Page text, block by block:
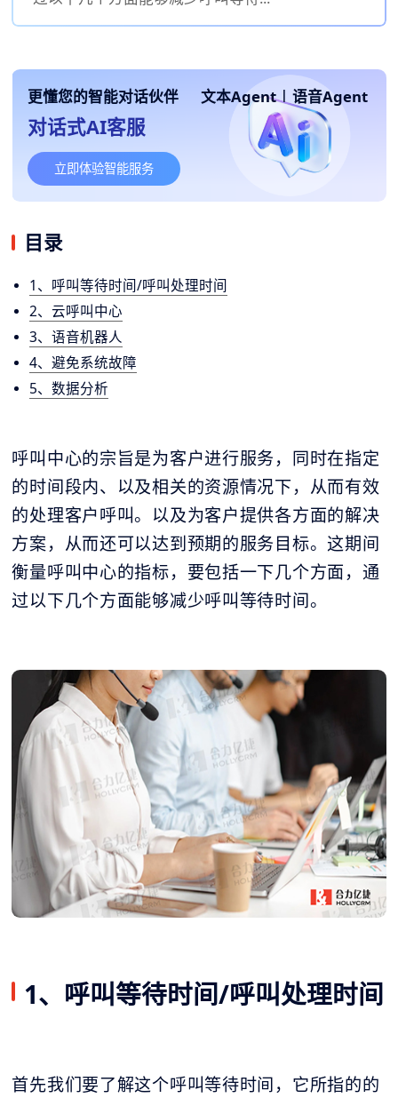
更懂您的智能对话伙伴 文本Agent | 语音Agent
对话式AI客服
立即体验智能服务
目录
1、呼叫等待时间/呼叫处理时间
2、云呼叫中心
3、语音机器人
4、避免系统故障
5、数据分析
呼叫中心的宗旨是为客户进行服务，同时在指定
的时间段内、以及相关的资源情况下，从而有效
的处理客户呼叫。以及为客户提供各方面的解决
方案，从而还可以达到预期的服务目标。这期间
衡量呼叫中心的指标，要包括一下几个方面，通
过以下几个方面能够减少呼叫等待时间。
1、呼叫等待时间/呼叫处理时间
首先我们要了解这个呼叫等待时间，它所指的的